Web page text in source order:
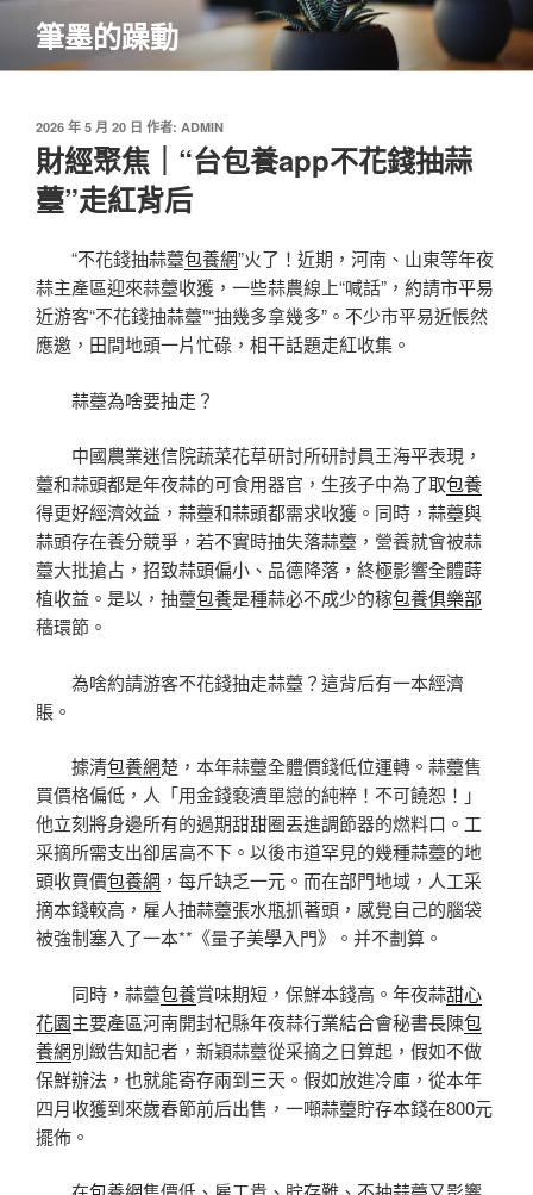
主
筆墨的躁動
發
佈
於
2026 年 5 月 20 日 作者: ADMIN
財經聚焦｜“台包養app不花錢抽蒜
薹”走紅背后
“不花錢抽蒜薹包養網”火了！近期，河南、山東等年夜
蒜主產區迎來蒜薹收獲，一些蒜農線上“喊話”，約請市平易
近游客“不花錢抽蒜薹”“抽幾多拿幾多”。不少市平易近悵然
應邀，田間地頭一片忙碌，相干話題走紅收集。
蒜薹為啥要抽走？
中國農業迷信院蔬菜花草研討所研討員王海平表現，
薹和蒜頭都是年夜蒜的可食用器官，生孩子中為了取包養
得更好經濟效益，蒜薹和蒜頭都需求收獲。同時，蒜薹與
蒜頭存在養分競爭，若不實時抽失落蒜薹，營養就會被蒜
薹大批搶占，招致蒜頭偏小、品德降落，終極影響全體蒔
植收益。是以，抽薹包養是種蒜必不成少的稼包養俱樂部
穡環節。
為啥約請游客不花錢抽走蒜薹？這背后有一本經濟
賬。
據清包養網楚，本年蒜薹全體價錢低位運轉。蒜薹售
買價格偏低，人「用金錢褻瀆單戀的純粹！不可饒恕！」
他立刻將身邊所有的過期甜甜圈丟進調節器的燃料口。工
采摘所需支出卻居高不下。以後市道罕見的幾種蒜薹的地
頭收買價包養網 ，每斤缺乏一元。而在部門地域，人工采
摘本錢較高，雇人抽蒜薹張水瓶抓著頭，感覺自己的腦袋
被強制塞入了一本**《量子美學入門》。并不劃算。
同時，蒜薹包養賞味期短，保鮮本錢高。年夜蒜甜心
花園主要產區河南開封杞縣年夜蒜行業結合會秘書長陳包
養網別緻告知記者，新穎蒜薹從采摘之日算起，假如不做
保鮮辦法，也就能寄存兩到三天。假如放進冷庫，從本年
四月收獲到來歲春節前后出售，一噸蒜薹貯存本錢在800元
擺佈。